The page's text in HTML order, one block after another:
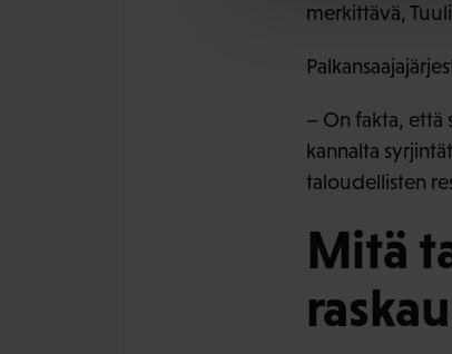
merkittävä,
– On fakta, että
kannalta
taloudellisten
Mitä